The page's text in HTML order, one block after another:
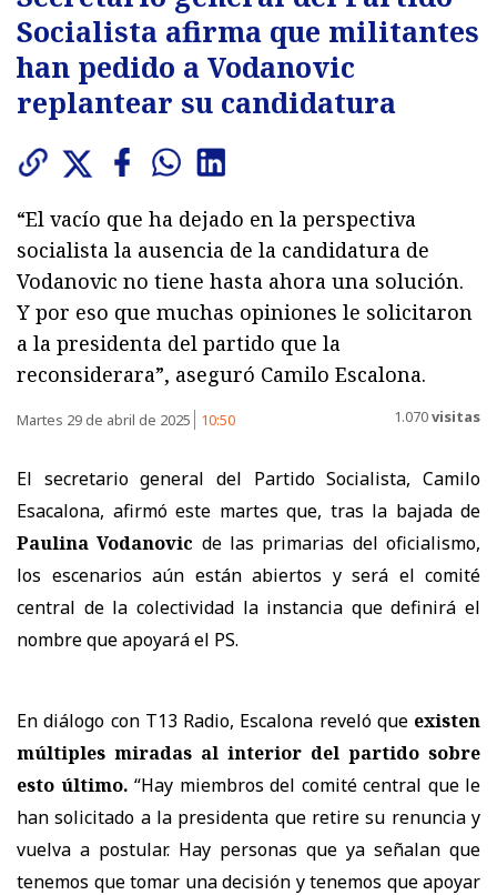
Socialista afirma que militantes
han pedido a Vodanovic
replantear su candidatura
“El vacío que ha dejado en la perspectiva
socialista la ausencia de la candidatura de
Vodanovic no tiene hasta ahora una solución.
Y por eso que muchas opiniones le solicitaron
a la presidenta del partido que la
reconsiderara”, aseguró Camilo Escalona.
Martes 29 de abril de 2025 10:50 1.070visitas
El secretario general del Partido Socialista, Camilo
Esacalona, afirmó este martes que, tras la bajada de
Paulina Vodanovic de las primarias del oficialismo,
los escenarios aún están abiertos y será el comité
central de la colectividad la instancia que definirá el
nombre que apoyará el PS.
En diálogo con T13 Radio, Escalona reveló que existen
múltiples miradas al interior del partido sobre
esto último. “Hay miembros del comité central que le
han solicitado a la presidenta que retire su renuncia y
vuelva a postular. Hay personas que ya señalan que
tenemos que tomar una decisión y tenemos que apoyar